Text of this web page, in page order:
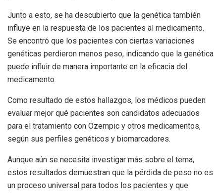
Junto a esto, se ha descubierto que la genética también
influye en la respuesta de los pacientes al medicamento.
Se encontró que los pacientes con ciertas variaciones
genéticas perdieron menos peso, indicando que la genética
puede influir de manera importante en la eficacia del
medicamento.
Como resultado de estos hallazgos, los médicos pueden
evaluar mejor qué pacientes son candidatos adecuados
para el tratamiento con Ozempic y otros medicamentos,
según sus perfiles genéticos y biomarcadores.
Aunque aún se necesita investigar más sobre el tema,
estos resultados demuestran que la pérdida de peso no es
un proceso universal para todos los pacientes y que